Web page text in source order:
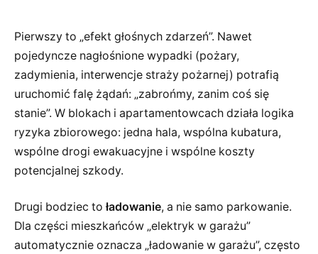
Pierwszy to „efekt głośnych zdarzeń”. Nawet
pojedyncze nagłośnione wypadki (pożary,
zadymienia, interwencje straży pożarnej) potrafią
uruchomić falę żądań: „zabrońmy, zanim coś się
stanie”. W blokach i apartamentowcach działa logika
ryzyka zbiorowego: jedna hala, wspólna kubatura,
wspólne drogi ewakuacyjne i wspólne koszty
potencjalnej szkody.
Drugi bodziec to ładowanie, a nie samo parkowanie.
Dla części mieszkańców „elektryk w garażu”
automatycznie oznacza „ładowanie w garażu”, często